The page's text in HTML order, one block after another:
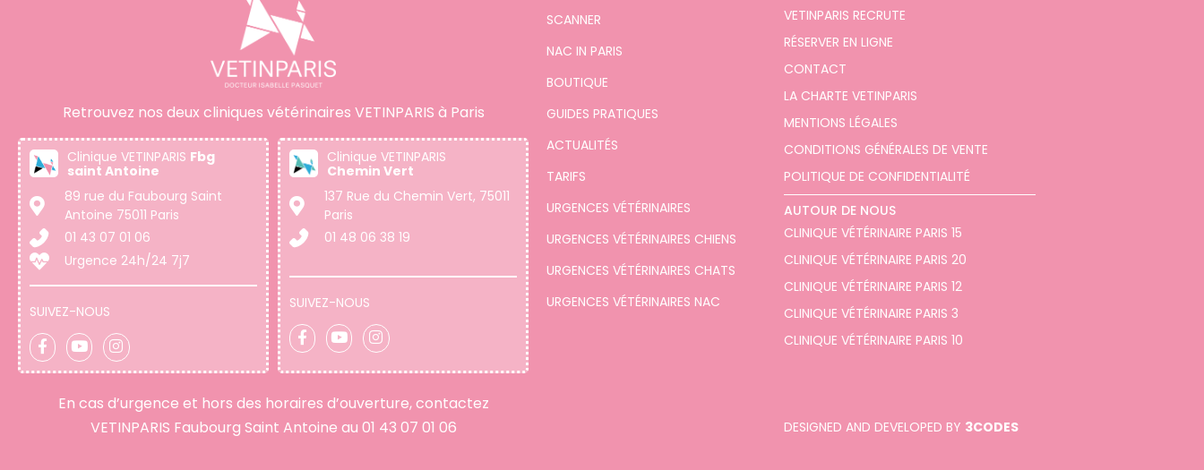
Retrouvez nos deux cliniques vétérinaires VETINPARIS à Paris
Clinique VETINPARIS Fbg
saint Antoine
89 rue du Faubourg Saint
Antoine 75011 Paris
01 43 07 01 06
Urgence 24h/24 7j7
SUIVEZ-NOUS
Clinique VETINPARIS
Chemin Vert
137 Rue du Chemin Vert, 75011
Paris
01 48 06 38 19
SUIVEZ-NOUS
En cas d’urgence et hors des horaires d’ouverture, contactez
VETINPARIS Faubourg Saint Antoine au 01 43 07 01 06
SCANNER
NAC IN PARIS
BOUTIQUE
GUIDES PRATIQUES
ACTUALITÉS
TARIFS
URGENCES VÉTÉRINAIRES
URGENCES VÉTÉRINAIRES CHIENS
URGENCES VÉTÉRINAIRES CHATS
URGENCES VÉTÉRINAIRES NAC
VETINPARIS RECRUTE
RÉSERVER EN LIGNE
CONTACT
LA CHARTE VETINPARIS
MENTIONS LÉGALES
CONDITIONS GÉNÉRALES DE VENTE
POLITIQUE DE CONFIDENTIALITÉ
AUTOUR DE NOUS
CLINIQUE VÉTÉRINAIRE PARIS 15
CLINIQUE VÉTÉRINAIRE PARIS 20
CLINIQUE VÉTÉRINAIRE PARIS 12
CLINIQUE VÉTÉRINAIRE PARIS 3
CLINIQUE VÉTÉRINAIRE PARIS 10
DESIGNED AND DEVELOPED BY 3CODES